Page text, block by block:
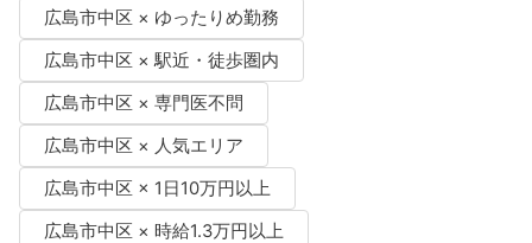
広島市中区 × ゆったりめ勤務
広島市中区 × 駅近・徒歩圏内
広島市中区 × 専門医不問
広島市中区 × 人気エリア
広島市中区 × 1日10万円以上
広島市中区 × 時給1.3万円以上